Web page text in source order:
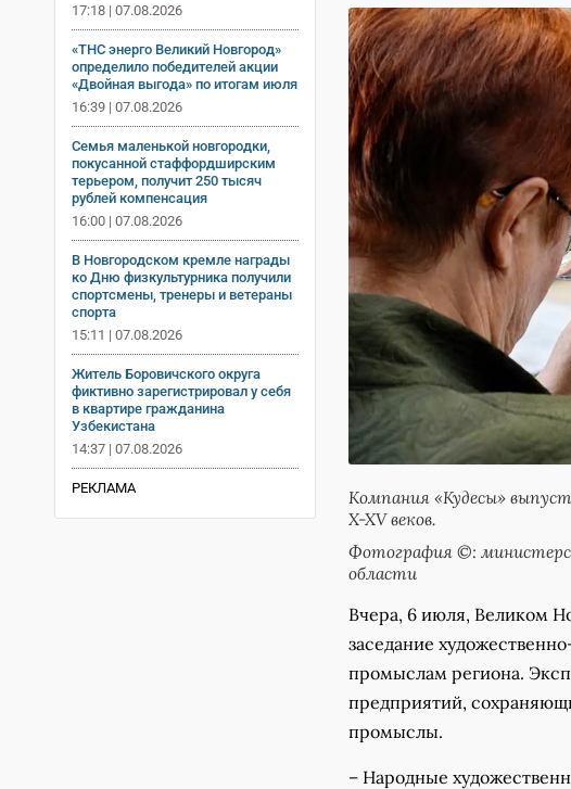
17:18 | 07.08.2026
«ТНС энерго Великий Новгород»
определило победителей акции
«Двойная выгода» по итогам июля
16:39 | 07.08.2026
Семья маленькой новгородки,
покусанной стаффордширским
терьером, получит 250 тысяч
рублей компенсация
16:00 | 07.08.2026
В Новгородском кремле награды
ко Дню физкультурника получили
спортсмены, тренеры и ветераны
спорта
15:11 | 07.08.2026
Житель Боровичского округа
фиктивно зарегистрировал у себя
в квартире гражданина
Узбекистана
14:37 | 07.08.2026
РЕКЛАМА
Компания «Кудесы»
X-XV веков.
Фотография ©:
области
Вчера, 6 июля, Великом
заседание
промыслам региона.
предприятий,
промыслы.
– Народные